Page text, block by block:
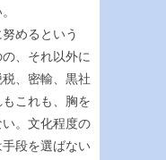
めるという
の、それ以外に
、密輸、黒社
これも、胸を
。文化程度の
段を選ばない